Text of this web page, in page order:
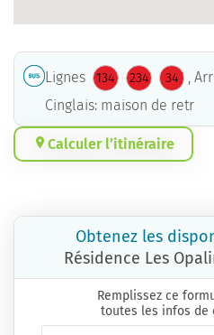
Lignes 134 234 34
,
Cinglais: maison de retr
Calculer l’itinéraire
Obtenez les
Résidence Les
Remplissez ce
toutes les infos de